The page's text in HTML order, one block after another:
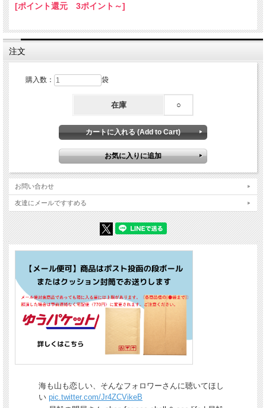
[ポイント還元 3ポイント～]
注文
購入数： 袋
在庫 ○
お問い合わせ
友達にメールですすめる
海も山も恋しい、そんなフォロワーさんに聴いてほし
い pic.twitter.com/Jr4ZCVikeB